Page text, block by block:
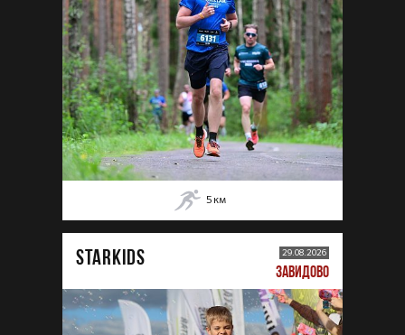
5 км
STARKIDS 29.08.2026
ЗАВИДОВО